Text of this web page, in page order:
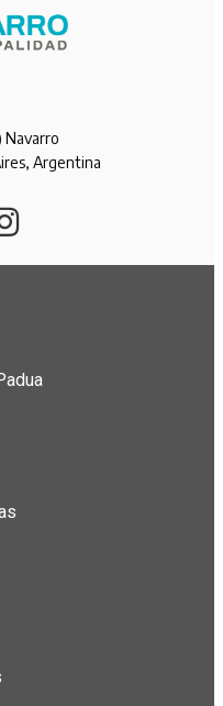
Navarro
Argentina